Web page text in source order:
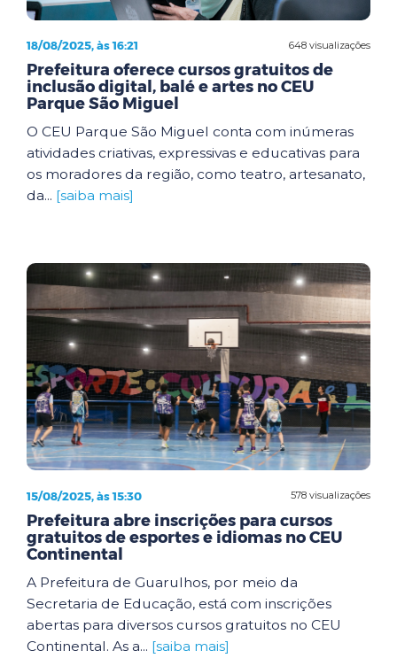
648 visualizações
18/08/2025, às 16:21
Prefeitura oferece cursos gratuitos de
inclusão digital, balé e artes no CEU
Parque São Miguel
O CEU Parque São Miguel conta com inúmeras
atividades criativas, expressivas e educativas para
os moradores da região, como teatro, artesanato,
da... [saiba mais]
578 visualizações
15/08/2025, às 15:30
Prefeitura abre inscrições para cursos
gratuitos de esportes e idiomas no CEU
Continental
A Prefeitura de Guarulhos, por meio da
Secretaria de Educação, está com inscrições
abertas para diversos cursos gratuitos no CEU
Continental. As a... [saiba mais]